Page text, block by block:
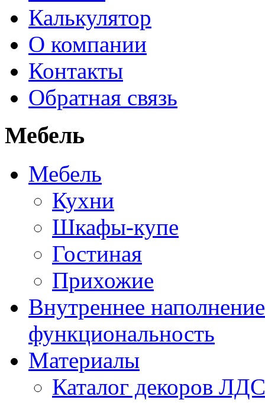
Калькулятор
О компании
Контакты
Обратная связь
Мебель
Мебель
Кухни
Шкафы-купе
Гостиная
Прихожие
Внутреннее
функциональность
Материалы
Каталог декоров